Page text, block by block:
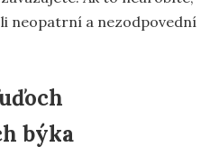
neopatrní a nezodpovední
býka